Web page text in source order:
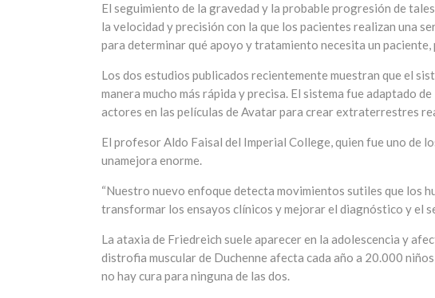
El seguimiento de la gravedad y la probable progresión de
la velocidad y precisión con la que los pacientes realizan una
para determinar qué apoyo y tratamiento necesita un paciente,
Los dos estudios publicados recientemente muestran que el
manera mucho más rápida y precisa. El sistema fue adaptado
actores en las películas de Avatar para crear extraterrestres
El profesor Aldo Faisal del Imperial College, quien fue uno de
unamejora enorme.
“Nuestro nuevo enfoque detecta movimientos sutiles que los
transformar los ensayos clínicos y mejorar el diagnóstico y el
La ataxia de Friedreich suele aparecer en la adolescencia y
distrofia muscular de Duchenne afecta cada año a 20.000
no hay cura para ninguna de las dos.